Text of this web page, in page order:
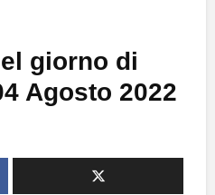
giorno di
Agosto 2022